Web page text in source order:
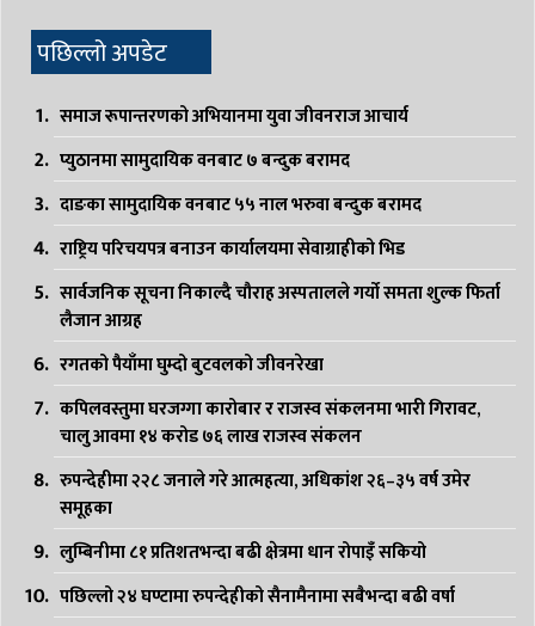
पछिल्लो अपडेट
समाज रूपान्तरणको अभियानमा युवा जीवनराज आचार्य
प्युठानमा सामुदायिक वनबाट ७ बन्दुक बरामद
दाङका सामुदायिक वनबाट ५५ नाल भरुवा बन्दुक बरामद
राष्ट्रिय परिचयपत्र बनाउन कार्यालयमा सेवाग्राहीको भिड
सार्वजनिक सूचना निकाल्दै चौराह अस्पतालले गर्यो समता शुल्क फिर्ता
लैजान आग्रह
रगतको पैयाँमा घुम्दो बुटवलको जीवनरेखा
कपिलवस्तुमा घरजग्गा कारोबार र राजस्व संकलनमा भारी गिरावट,
चालु आवमा १४ करोड ७६ लाख राजस्व संकलन
रुपन्देहीमा २२८ जनाले गरे आत्महत्या, अधिकांश २६–३५ वर्ष उमेर
समूहका
लुम्बिनीमा ८१ प्रतिशतभन्दा बढी क्षेत्रमा धान रोपाइँ सकियो
पछिल्लो २४ घण्टामा रुपन्देहीको सैनामैनामा सबैभन्दा बढी वर्षा